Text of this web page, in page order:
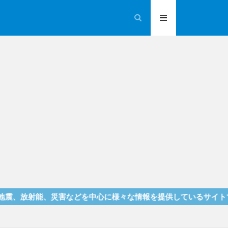
能、災害などを中心に様々な情報を提供しているサイトです！